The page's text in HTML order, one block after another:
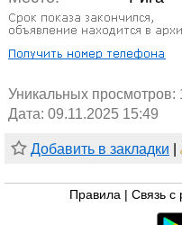
Уникальных просмотров:
Дата: 09.11.2025 15:49
Добавить в закладки
Правила Связь с